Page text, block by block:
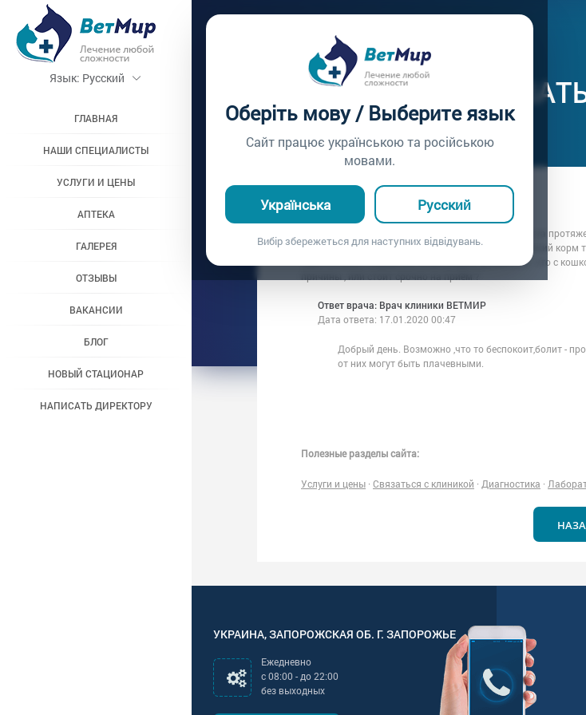
Оберіть мову / Выберите язык
Сайт працює українською та російською
мовами.
Українська Русский
Вибір збережеться для наступних відвідувань.
Язык: Русский
ГЛАВНАЯ
НАШИ СПЕЦИАЛИСТЫ
УСЛУГИ И ЦЕНЫ
АПТЕКА
ГАЛЕРЕЯ
ОТЗЫВЫ
ВАКАНСИИ
БЛОГ
НОВЫЙ СТАЦИОНАР
НАПИСАТЬ ДИРЕКТОРУ
Вопросы врачу /
ПЛОХО СТАЛА
Вопрос врачу №93
Вопрос владельца: Кристина
Дата вопроса:
17.01.2020 00:47
Добрый день! У нас кошка шотландка висло ушка, на
кусочков и все, кормим сухим кормом и иногда мягкий
съест и спать , оправляется регулярно.не поймем , что с
Ответ врача: Врач клиники ВЕТМИР
Дата ответа: 17.01.2020 00:47
Добрый день. Возможно ,что то беспокоит,болит -
от них могут быть плачевными.
Полезные разделы сайта:
Услуги и цены · Связаться с клиникой · Диагностика ·
УКРАИНА,ЗАПОРОЖСКАЯ ОБ. Г. ЗАПОРОЖЬЕ
Ежедневно
с08:00 - до22:00
без выходных